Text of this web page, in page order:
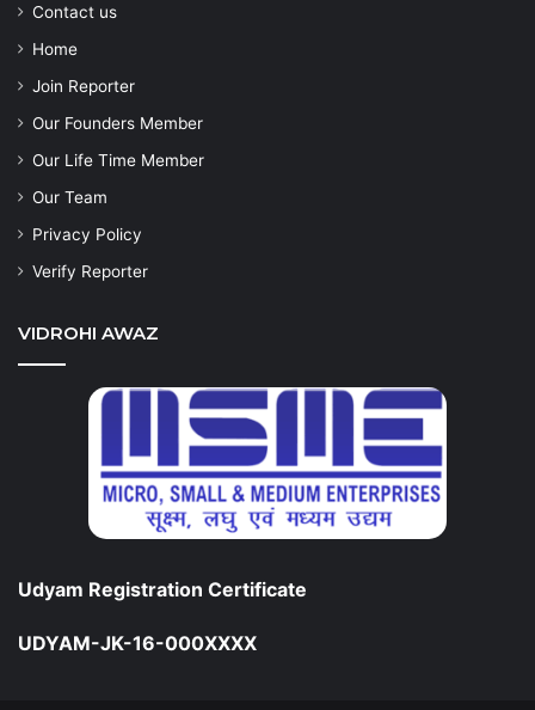
Contact us
Home
Join Reporter
Our Founders Member
Our Life Time Member
Our Team
Privacy Policy
Verify Reporter
VIDROHI AWAZ
Udyam Registration Certificate
UDYAM-JK-16-000XXXX